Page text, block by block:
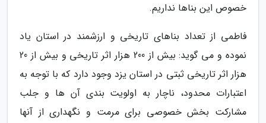
خصوص این بناها نداریم.
فاطمی از تعداد بناهای تاریخی و ارزشمند در استان یاد
نموده و می گوید: بیش از 200 هزار اثر تاریخی و بیش از 20
هزار اثر تاریخی ثبتی در استان یزد وجود دارد که با توجه به
اعتبارات محدود، ناچار به اولویت بندی آن ها و جلب
مشارکت بخش خصوصی برای مرمت و نگهداری از آنها